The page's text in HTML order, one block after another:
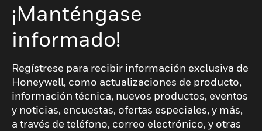
¡Manténgase
informado!
Regístrese para recibir información exclusiva de
Honeywell, como actualizaciones de producto,
información técnica, nuevos productos, eventos
y noticias, encuestas, ofertas especiales, y más,
a través de teléfono, correo electrónico, y otras